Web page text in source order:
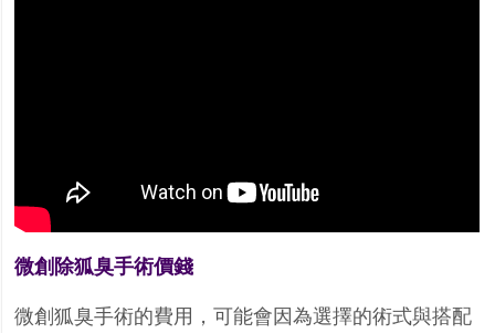
微創除狐臭手術價錢
微創狐臭手術的費用，可能會因為選擇的術式與搭配